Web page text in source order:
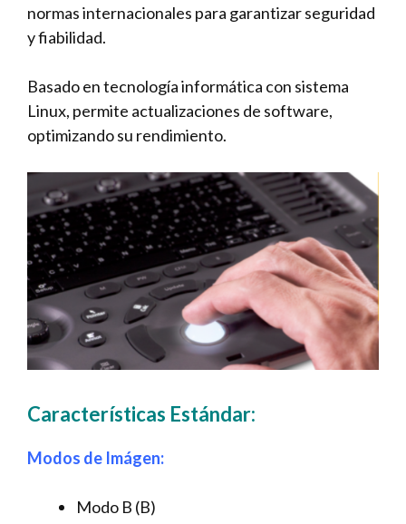
normas internacionales para garantizar seguridad
y fiabilidad.
Basado en tecnología informática con sistema
Linux, permite actualizaciones de software,
optimizando su rendimiento.
Características Estándar:
Modos de Imágen:
Modo B (B)